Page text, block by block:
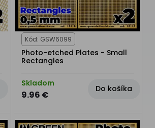
Kód: GSW6099
Photo-etched Plates - Small
Rectangles
Skladom
9.96 €
Do košíka